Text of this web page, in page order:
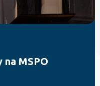
na MSPO